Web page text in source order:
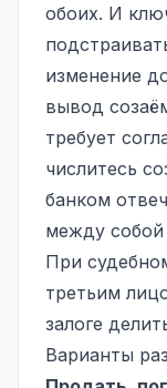
обоих. И
изменение
вывод
требует
числитесь
банком
между собой
При
третьим
залоге
Варианты